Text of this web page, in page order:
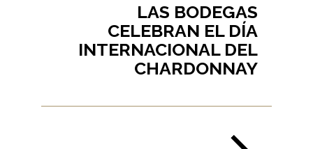
LAS BODEGAS
CELEBRAN EL DÍA
INTERNACIONAL DEL
CHARDONNAY